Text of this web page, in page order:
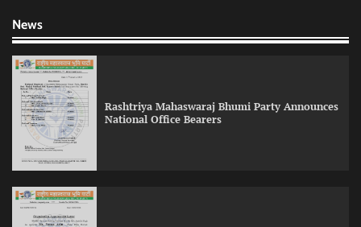
News
Rashtriya Mahaswaraj Bhumi Party Announces
National Office Bearers